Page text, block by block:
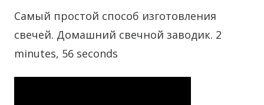
Самый простой способ изготовления
свечей. Домашний свечной заводик. 2
minutes, 56 seconds